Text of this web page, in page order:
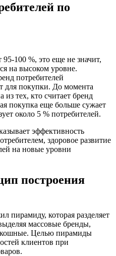
по
95-100 %, это еще не значит,
на высоком уровне.
потребителей
для покупки. До момента
тех, кто считает бренд
покупка еще больше сужает
около 5 % потребителей.
эффективность
здоровое развитие
на новые уровни
построения
пирамиду, которая разделяет
массовые бренды,
Целью пирамиды
клиентов при